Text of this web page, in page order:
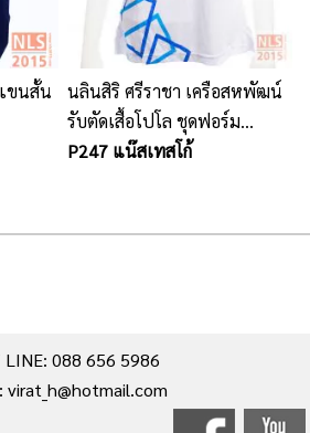
ขนสั้น
นลินสิริ ศรีราชา เครือสหพัฒน์
รับตัดเสื้อโปโล ชุดฟอร์ม
พนักงาน พร้อมปักโลโก้
P247 แน๊สเทสโก้
LINE: 088 656 5986
virat_h@hotmail.com